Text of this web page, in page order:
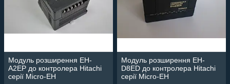
Модуль розширення EH-
A2EP до контролера Hitachi
серії Micro-EH
Модуль розширення EH-
D8ED до контролера Hitachi
серії Micro-EH